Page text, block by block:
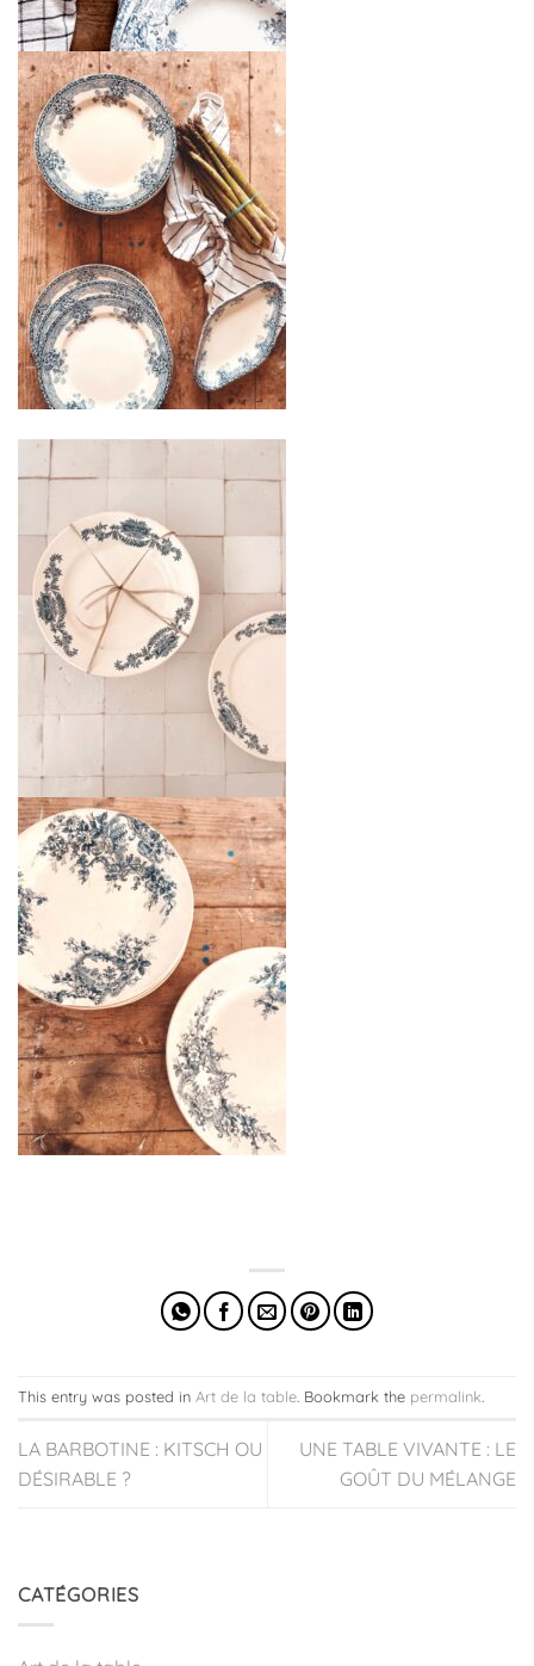
This entry was posted in Art de la table . Bookmark the permalink
LA BARBOTINE : KITSCH OU
DÉSIRABLE ?
UNE TABLE VIVANTE : LE
GOÛT DU MÉLANGE
CATÉGORIES